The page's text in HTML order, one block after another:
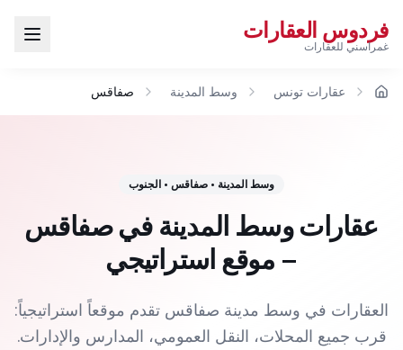
فردوس العقارات
غمراسني للعقارات
الرئيسية عقارات تونس وسط المدينة صفاقس
وسط المدينة • صفاقس • الجنوب
عقارات وسط المدينة في صفاقس
– موقع استراتيجي
العقارات في وسط مدينة صفاقس تقدم موقعاً استراتيجياً:
قرب جميع المحلات، النقل العمومي، المدارس والإدارات.